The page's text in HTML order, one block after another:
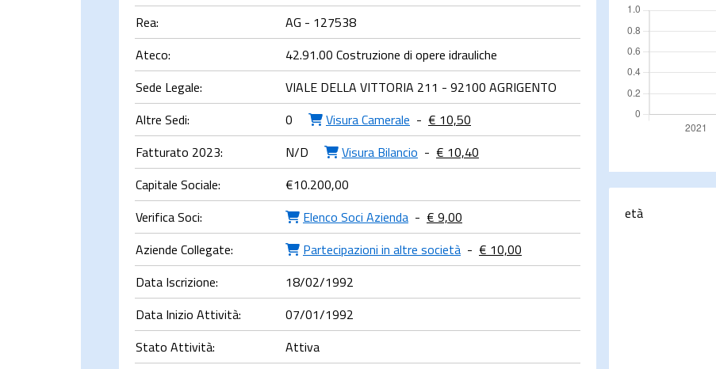
Rea:
AG - 127538
Ateco:
42.91.00 Costruzione di opere idrauliche
Sede Legale:
VIALE DELLA VITTORIA 211 - 92100 AGRIGENTO
Altre Sedi:
0 Visura Camerale - € 10,50
Fatturato 2023:
N/D Visura Bilancio - € 10,40
Capitale Sociale:
€10.200,00
Verifica Soci:
Elenco Soci Azienda - € 9,00
Aziende Collegate:
Partecipazioni in altre società - € 10,00
Data Iscrizione:
18/02/1992
Data Inizio Attività:
07/01/1992
Stato Attività:
Attiva
età